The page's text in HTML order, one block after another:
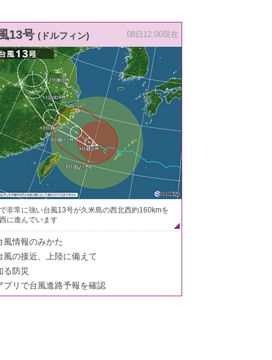
13号 (ドルフィン) 08日12:00現在
非常に強い台風13号が久米島の西北西約160kmを
に進んでいます
風情報のみかた
風の接近、上陸に備えて
る防災
プリで台風進路予報を確認